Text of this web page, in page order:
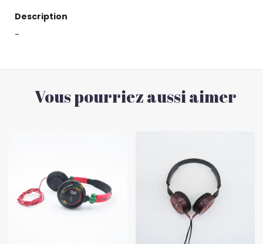
Description
-
Vous pourriez aussi aimer